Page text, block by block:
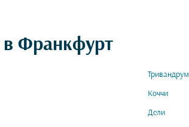
в Франкфурт
Тривандрум
Коччи
Дели